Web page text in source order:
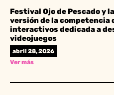
Festival Ojo de Pescado y
versión de la competencia
interactivos dedicada a
videojuegos
abril 28, 2026
Ver más